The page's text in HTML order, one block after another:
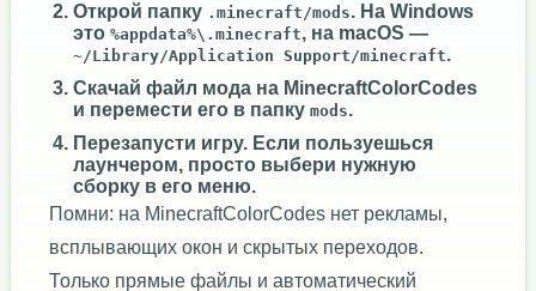
Открой папку .minecraft/mods. На Windows
это %appdata%\.minecraft, на macOS —
~/Library/Application Support/minecraft.
Скачай файл мода на MinecraftColorCodes
и перемести его в папку mods.
Перезапусти игру. Если пользуешься
лаунчером, просто выбери нужную
сборку в его меню.
Помни: на MinecraftColorCodes нет рекламы,
всплывающих окон и скрытых переходов.
Только прямые файлы и автоматический